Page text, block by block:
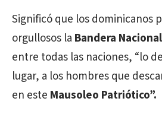
Significó que los dominicanos
orgullosos la Bandera Nacional
entre todas las naciones, “lo
lugar, a los hombres que
en este Mausoleo Patriótico”.